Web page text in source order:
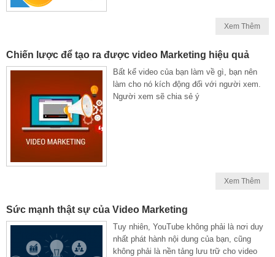
Xem Thêm
Chiến lược để tạo ra được video Marketing hiệu quả
Bất kể video của bạn làm về gì, bạn nên
làm cho nó kích động đối với người xem.
Người xem sẽ chia sẻ ý
Xem Thêm
Sức mạnh thật sự của Video Marketing
Tuy nhiên, YouTube không phải là nơi duy
nhất phát hành nội dung của bạn, cũng
không phải là nền tảng lưu trữ cho video